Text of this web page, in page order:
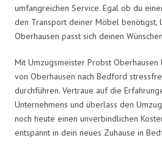
umfangreichen Service. Egal ob du
den Transport deiner Möbel benötigst,
Oberhausen passt sich deinen
Mit Umzugsmeister Probst Oberhausen
von Oberhausen nach Bedford
durchführen. Vertraue auf die
Unternehmens und überlass den
noch heute einen unverbindlichen
entspannt in dein neues Zuhause in